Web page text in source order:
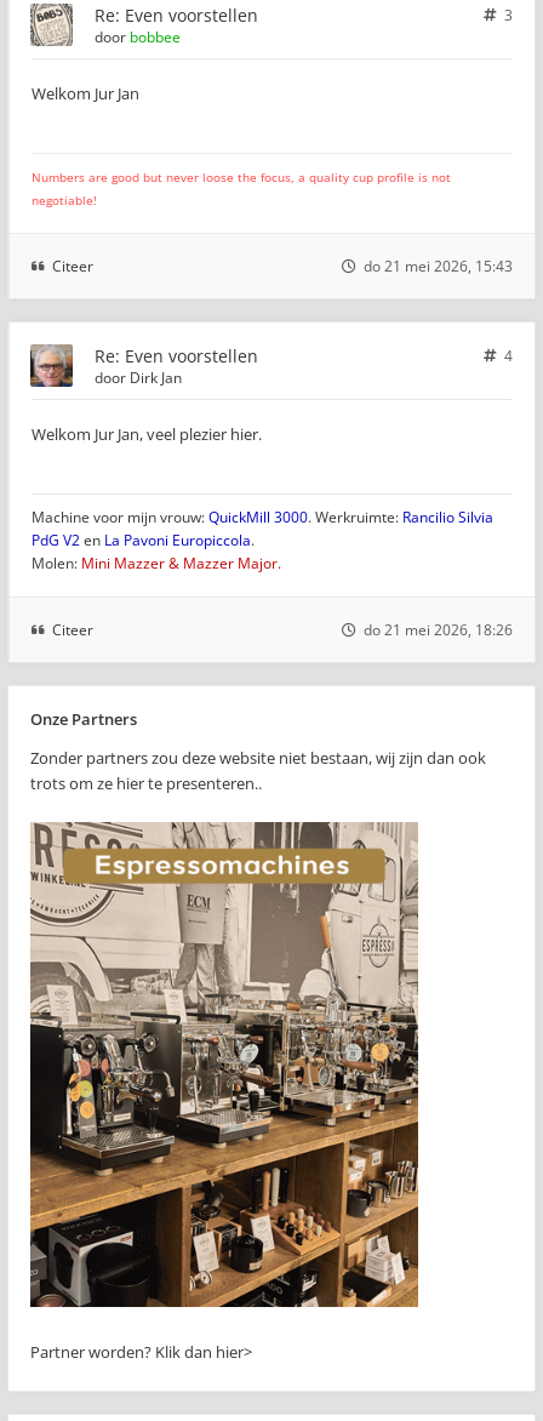
Re: Even voorstellen
3
door bobbee
Welkom Jur Jan
Numbers are good but never loose the focus, a quality cup profile is not
negotiable!
Citeer do 21 mei 2026, 15:43
Re: Even voorstellen
4
door Dirk Jan
Welkom Jur Jan, veel plezier hier.
Machine voor mijn vrouw:QuickMill 3000. Werkruimte: Rancilio Silvia
PdG V2en La Pavoni Europiccola.
Molen: Mini Mazzer & Mazzer Major.
Citeer do 21 mei 2026, 18:26
Onze Partners
Zonder partners zou deze website niet bestaan, wij zijn dan ook
trots om ze hier te presenteren..
Partner worden? Klik dan hier>